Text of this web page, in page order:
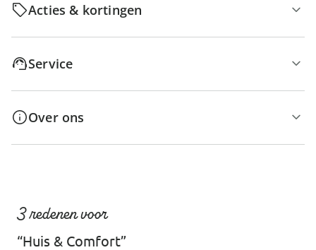
Acties & kortingen
Service
Over ons
3 redenen voor
“Huis & Comfort”